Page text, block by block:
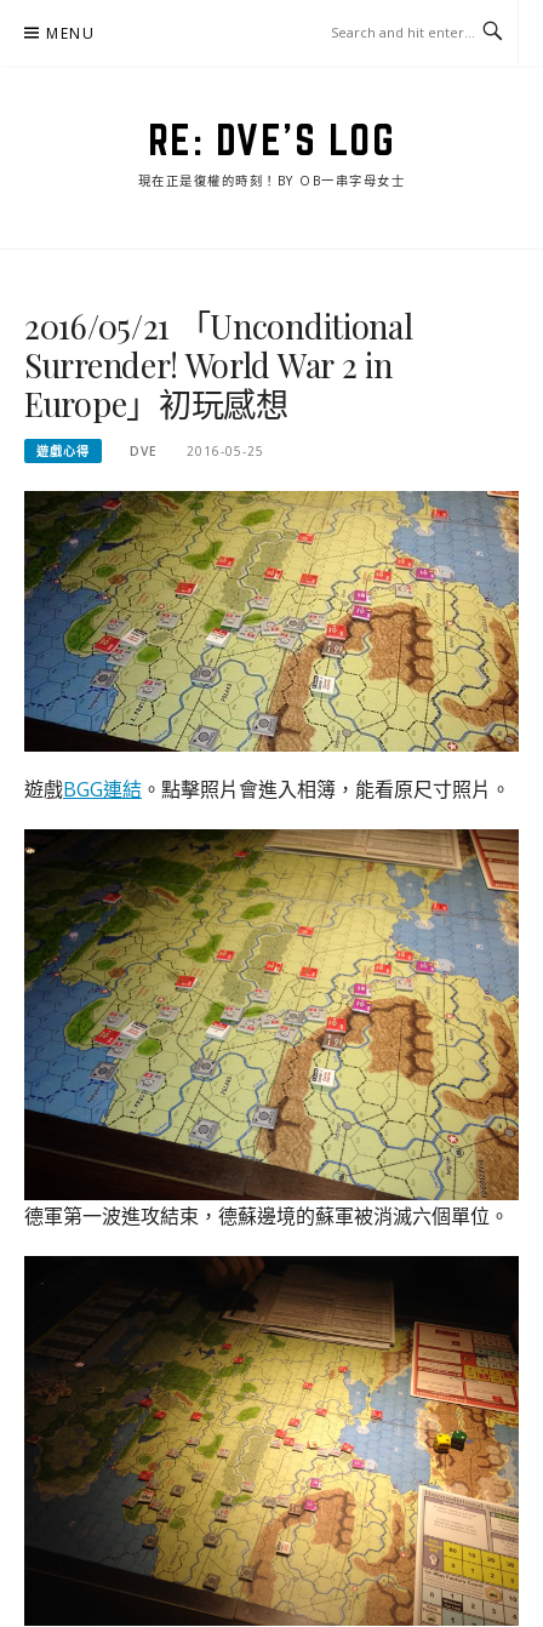
MENU
RE: DVE'S LOG
現在正是復權的時刻！BY OB一串字母女士
2016/05/21 「Unconditional
Surrender! World War 2 in
Europe」初玩感想
遊戲心得 DVE 2016-05-25
遊戲BGG連結 。點擊照片會進入相簿，能看原尺寸照片。
德軍第一波進攻結束，德蘇邊境的蘇軍被消滅六個單位。